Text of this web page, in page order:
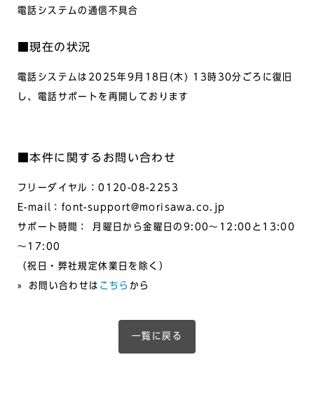
電話システムの通信不具合
■現在の状況
電話システムは2025年9月18日(木) 13時30分ごろに復旧
し、電話サポートを再開しております
■本件に関するお問い合わせ
フリーダイヤル：0120-08-2253
E-mail：font-support@morisawa.co.jp
サポート時間： 月曜日から金曜日の9:00～12:00と13:00
～17:00
（祝日・弊社規定休業日を除く）
» お問い合わせは こちら から
一覧に戻る